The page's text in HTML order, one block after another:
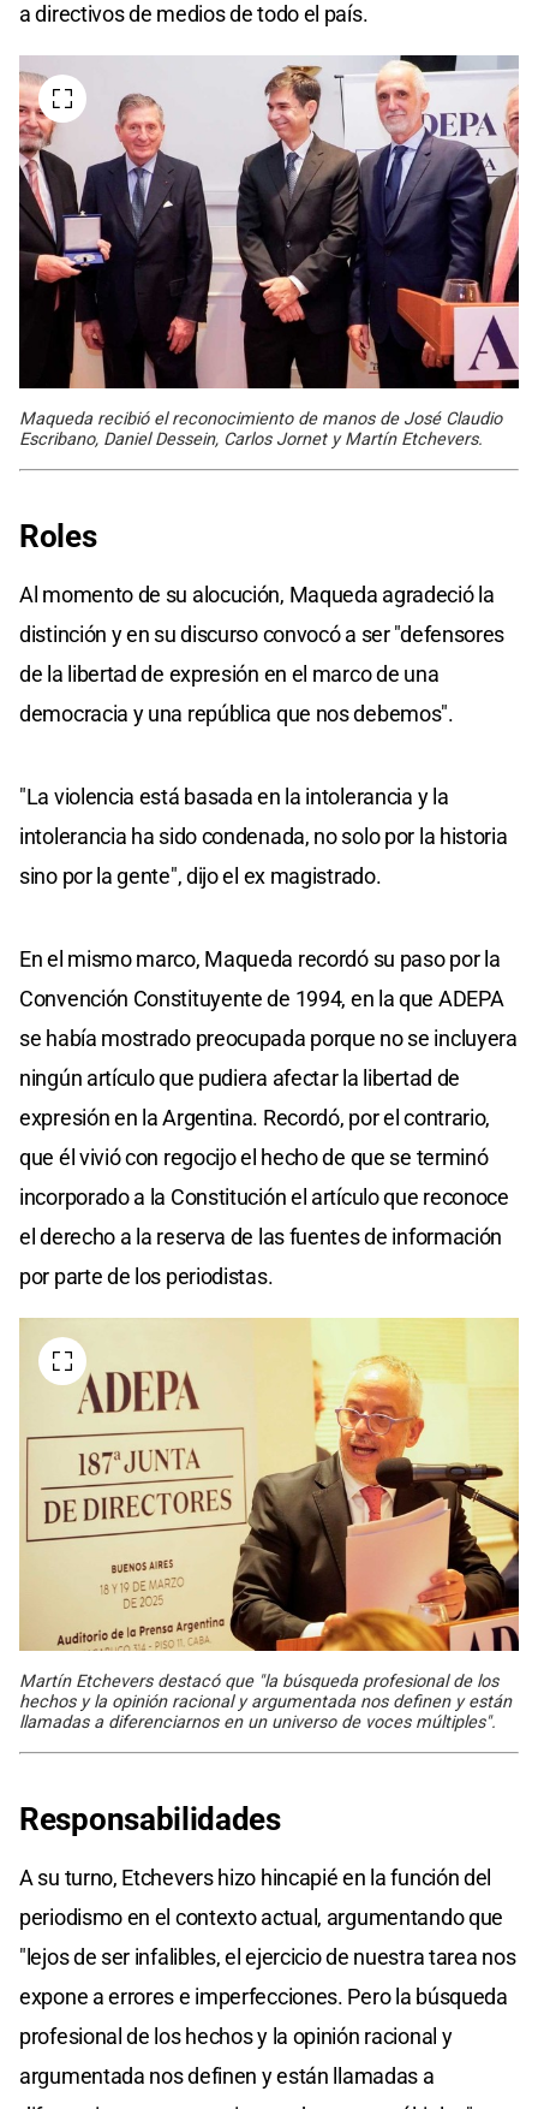
a directivos de medios de todo el país.
Maqueda recibió el reconocimiento de manos de José Claudio
Escribano, Daniel Dessein, Carlos Jornet y Martín Etchevers.
Roles
Al momento de su alocución, Maqueda agradeció la
distinción y en su discurso convocó a ser "defensores
de la libertad de expresión en el marco de una
democracia y una república que nos debemos".
"La violencia está basada en la intolerancia y la
intolerancia ha sido condenada, no solo por la historia
sino por la gente", dijo el ex magistrado.
En el mismo marco, Maqueda recordó su paso por la
Convención Constituyente de 1994, en la que ADEPA
se había mostrado preocupada porque no se incluyera
ningún artículo que pudiera afectar la libertad de
expresión en la Argentina. Recordó, por el contrario,
que él vivió con regocijo el hecho de que se terminó
incorporado a la Constitución el artículo que reconoce
el derecho a la reserva de las fuentes de información
por parte de los periodistas.
Martín Etchevers destacó que "la búsqueda profesional de los
hechos y la opinión racional y argumentada nos definen y están
llamadas a diferenciarnos en un universo de voces múltiples".
Responsabilidades
A su turno, Etchevers hizo hincapié en la función del
periodismo en el contexto actual, argumentando que
"lejos de ser infalibles, el ejercicio de nuestra tarea nos
expone a errores e imperfecciones. Pero la búsqueda
profesional de los hechos y la opinión racional y
argumentada nos definen y están llamadas a